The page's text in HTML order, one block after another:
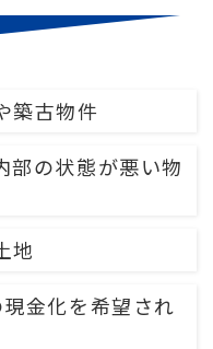
築古物件
部の状態が悪い物
地
金化を希望され